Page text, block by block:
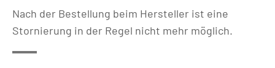
Nach der Bestellung beim Hersteller ist eine
Stornierung in der Regel nicht mehr möglich.